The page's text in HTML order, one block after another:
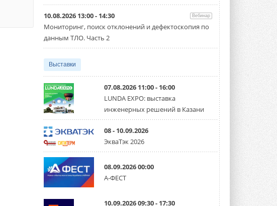
«СиСофт Девелопмент» подвел
итоги конкурса студенческих
проектов «ТИМ-лидеры 2026»
«Русклимат» укрепляет
партнёрство за Уралом
Президент Омского землячества в
Москве Михаил Тимошенко посетил
Омск с трёхдневным рабочим визитом ...
31 ИЮЛЯ 2026
Carrier модернизирует
флагманский чиллер AquaEdge
19XR
Чиллер получил новую версию,
работающую на хладагенте R1234ze ...
31 ИЮЛЯ 2026
Mitsubishi расширяет
10.08.2026 13:00 - 14:30 Вебинар
Мониторинг, поиск отклонений и дефектоскопия по
данным ТЛО. Часть 2
Выставки
07.08.2026 11:00 - 16:00
LUNDA EXPO: выставка
инженерных решений в Казани
08 - 10.09.2026
ЭкваТэк 2026
08.09.2026 00:00
А-ФЕСТ
10.09.2026 09:30 - 17:30